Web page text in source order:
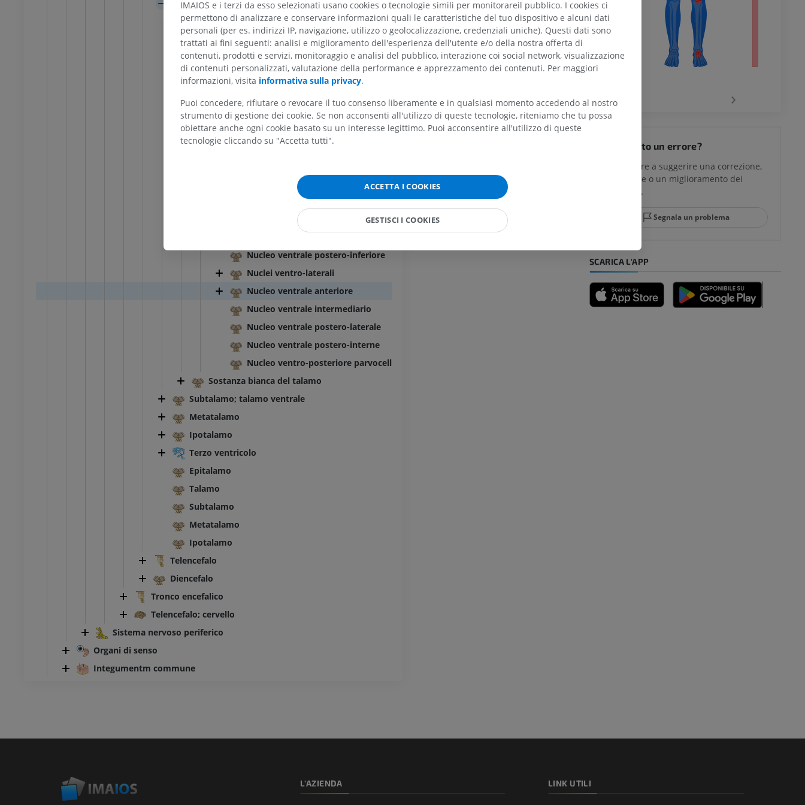
Talamo
Tubercolo anteriore del talamo
Pulvinar
Sostanza grigia del talamo
Nuclei anteriori del talamo
Nuclei intralaminare del talamo
Nuclei mediali del talamo
Nuclei mediani del talamo
Nucleo reticolare del talamo
Nuclei ventrali del talamo
Nuclei ventro-basali
Nucleo ventrale postero-inferiore
Nuclei ventro-laterali
Nucleo ventrale anteriore
Nucleo ventrale intermediario
Nucleo ventrale postero-laterale
Nucleo ventrale postero-interne
Nucleo ventro-posteriore parvocellulare
Sostanza bianca del talamo
Subtalamo; talamo ventrale
Metatalamo
Ipotalamo
Terzo ventricolo
Epitalamo
Talamo
Subtalamo
Metatalamo
Ipotalamo
Telencefalo
Diencefalo
Tronco encefalico
Telencefalo; cervello
Sistema nervoso periferico
Organi di senso
Integumentm commune
Radiografia dell’arto
Radiografie
Arto inferiore
Illustrazioni
TC di caviglia e piede
RMN del gomito
RM
PREMIUM
RMN della mano
RM
PREMIUM
Radiografia dell’arto
superiore
Radiografie
Arto superiore
Illustrazioni
PREMIUM
superiore
Angiografia
GRATUITO
Visible Human Project
RMN dell'anca
RM
PREMIUM
RMN del ginocchio
Artrografia TC del ginocchio
RMN della caviglia e del
retropiede
RM
RMN dell’avampiede
›
Hai notato un errore?
Non esitare a suggerire una correzione,
traduzione o un miglioramento dei
contenuti.
Segnala un problema
SCARICA L'APP
L'AZIENDA LINK UTILI
IMAIOS e i terzi da esso selezionati usano cookies o tecnologie simili per monitorareil pubblico. I cookies ci
permettono di analizzare e conservare informazioni quali le caratteristiche del tuo dispositivo e alcuni dati
personali (per es. indirizzi IP, navigazione, utilizzo o geolocalizzazione, credenziali uniche). Questi dati sono
trattati ai fini seguenti: analisi e miglioramento dell'esperienza dell'utente e/o della nostra offerta di
contenuti, prodotti e servizi, monitoraggio e analisi del pubblico, interazione coi social network, visualizzazione
di contenuti personalizzati, valutazione della performance e apprezzamento dei contenuti. Per maggiori
informazioni, visita informativa sulla privacy.
Puoi concedere, rifiutare o revocare il tuo consenso liberamente e in qualsiasi momento accedendo al nostro
strumento di gestione dei cookie. Se non acconsenti all'utilizzo di queste tecnologie, riteniamo che tu possa
obiettare anche ogni cookie basato su un interesse legittimo. Puoi acconsentire all'utilizzo di queste
tecnologie cliccando su "Accetta tutti".
ACCETTA I COOKIES
GESTISCI I COOKIES